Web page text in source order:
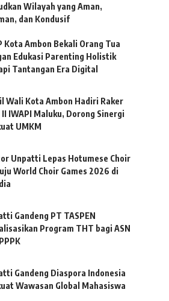
Wilayah yang Aman,
dan Kondusif
Kota Ambon Bekali Orang Tua
Edukasi Parenting Holistik
Tantangan Era Digital
Wali Kota Ambon Hadiri Raker
II IWAPI Maluku, Dorong Sinergi
UMKM
Unpatti Lepas Hotumese Choir
World Choir Games 2026 di
Gandeng PT TASPEN
Program THT bagi ASN
Gandeng Diaspora Indonesia
Wawasan Global Mahasiswa